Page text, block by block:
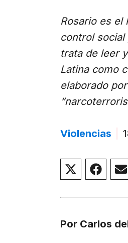
Rosario es el
control social
trata de leer
Latina como
elaborado
Violencias
en en
Por Carlos